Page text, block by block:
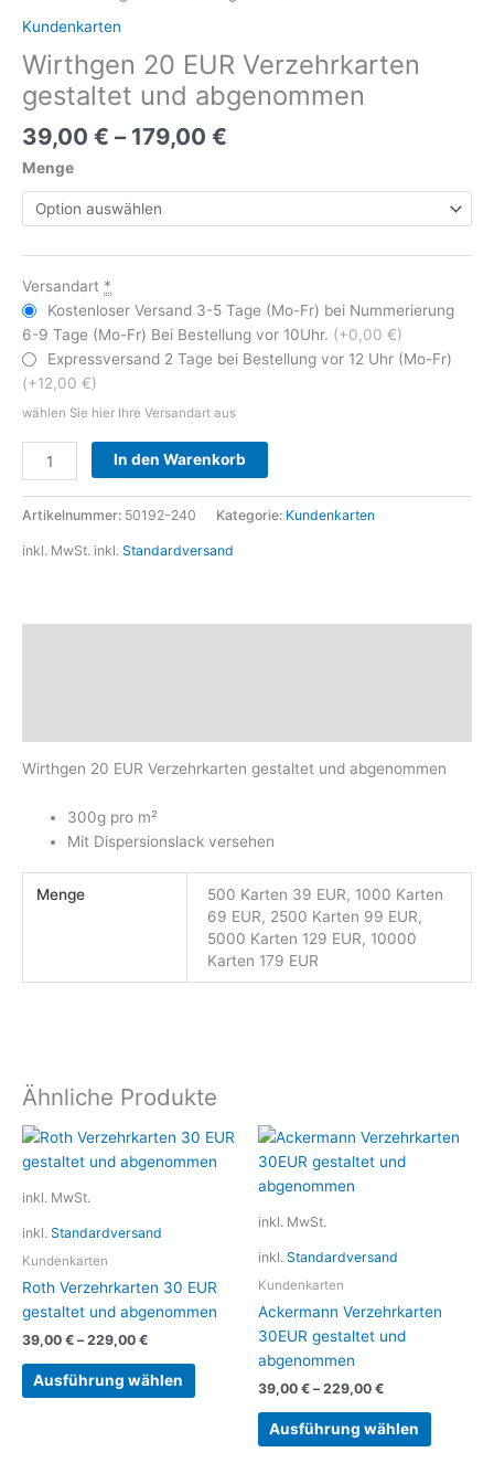
Kundenkarten
Wirthgen 20 EUR Verzehrkarten
gestaltet und abgenommen
39,00 € – 179,00 €
Menge
Versandart *
Kostenloser Versand 3-5 Tage (Mo-Fr) bei Nummerierung
6-9 Tage (Mo-Fr) Bei Bestellung vor 10Uhr. (+0,00 €)
Expressversand 2 Tage bei Bestellung vor 12 Uhr (Mo-Fr)
(+12,00 €)
wählen Sie hier Ihre Versandart aus
In den Warenkorb
Artikelnummer: 50192-240 Kategorie: Kundenkarten
inkl. MwSt. inkl. Standardversand
Wirthgen 20 EUR Verzehrkarten gestaltet und abgenommen
300g pro m²
Mit Dispersionslack versehen
Menge
500 Karten 39 EUR, 1000 Karten
69 EUR, 2500 Karten 99 EUR,
5000 Karten 129 EUR, 10000
Karten 179 EUR
Ähnliche Produkte
inkl. MwSt.
inkl. Standardversand
Kundenkarten
Roth Verzehrkarten 30 EUR
gestaltet und abgenommen
39,00 € –229,00 €
Ausführung wählen
Dieses
Produkt
Die
Optionen
Produktseite
inkl. MwSt.
inkl. Standardversand
Kundenkarten
Ackermann Verzehrkarten
30EUR gestaltet und
abgenommen
39,00 € –229,00 €
Ausführung wählen
Dieses
Optionen
werden